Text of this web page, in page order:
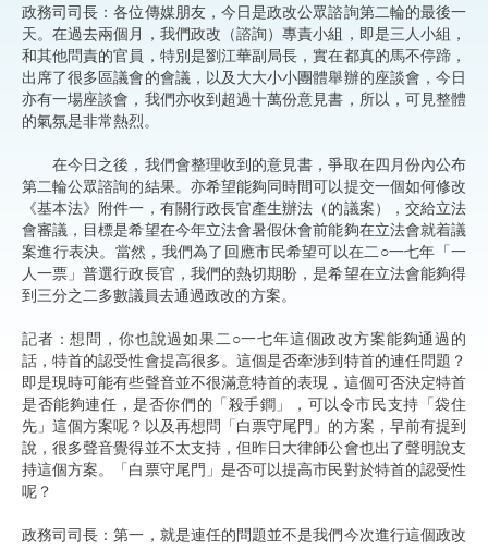
政務司司長：各位傳媒朋友，今日是政改公眾諮詢第二輪的最後一
天。在過去兩個月，我們政改（諮詢）專責小組，即是三人小組，
和其他問責的官員，特別是劉江華副局長，實在都真的馬不停蹄，
出席了很多區議會的會議，以及大大小小團體舉辦的座談會，今日
亦有一場座談會，我們亦收到超過十萬份意見書，所以，可見整體
的氣氛是非常熱烈。
在今日之後，我們會整理收到的意見書，爭取在四月份內公布
第二輪公眾諮詢的結果。亦希望能夠同時間可以提交一個如何修改
《基本法》附件一，有關行政長官產生辦法（的議案），交給立法
會審議，目標是希望在今年立法會暑假休會前能夠在立法會就着議
案進行表決。當然，我們為了回應市民希望可以在二○一七年「一
人一票」普選行政長官，我們的熱切期盼，是希望在立法會能夠得
到三分之二多數議員去通過政改的方案。
記者：想問，你也說過如果二○一七年這個政改方案能夠通過的
話，特首的認受性會提高很多。這個是否牽涉到特首的連任問題？
即是現時可能有些聲音並不很滿意特首的表現，這個可否決定特首
是否能夠連任，是否你們的「殺手鐧」，可以令市民支持「袋住
先」這個方案呢？以及再想問「白票守尾門」的方案，早前有提到
說，很多聲音覺得並不太支持，但昨日大律師公會也出了聲明說支
持這個方案。「白票守尾門」是否可以提高市民對於特首的認受性
呢？
政務司司長：第一，就是連任的問題並不是我們今次進行這個政改